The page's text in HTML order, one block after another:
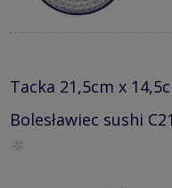
Tacka 21,5cm x
Bolesławiec sushi